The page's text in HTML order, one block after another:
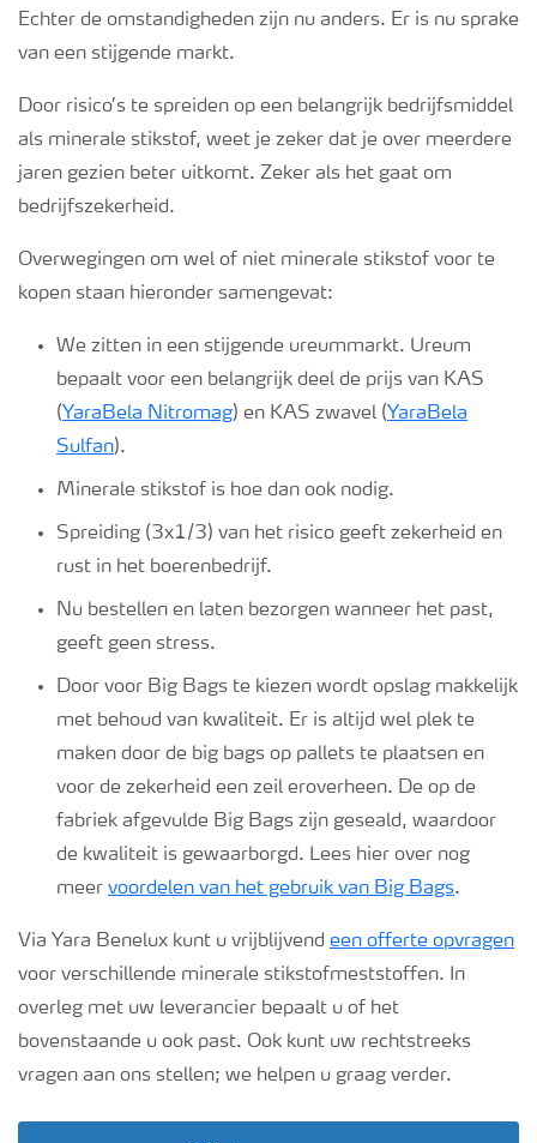
Echter de omstandigheden zijn nu anders. Er is nu sprake
van een stijgende markt.
Door risico’s te spreiden op een belangrijk bedrijfsmiddel
als minerale stikstof, weet je zeker dat je over meerdere
jaren gezien beter uitkomt. Zeker als het gaat om
bedrijfszekerheid.
Overwegingen om wel of niet minerale stikstof voor te
kopen staan hieronder samengevat:
We zitten in een stijgende ureummarkt. Ureum
bepaalt voor een belangrijk deel de prijs van KAS
(YaraBela Nitromag) en KAS zwavel (YaraBela
Sulfan).
Minerale stikstof is hoe dan ook nodig.
Spreiding (3x1/3) van het risico geeft zekerheid en
rust in het boerenbedrijf.
Nu bestellen en laten bezorgen wanneer het past,
geeft geen stress.
Door voor Big Bags te kiezen wordt opslag makkelijk
met behoud van kwaliteit. Er is altijd wel plek te
maken door de big bags op pallets te plaatsen en
voor de zekerheid een zeil eroverheen. De op de
fabriek afgevulde Big Bags zijn geseald, waardoor
de kwaliteit is gewaarborgd. Lees hier over nog
meer voordelen van het gebruik van Big Bags.
Via Yara Benelux kunt u vrijblijvend een offerte opvragen
voor verschillende minerale stikstofmeststoffen. In
overleg met uw leverancier bepaalt u of het
bovenstaande u ook past. Ook kunt uw rechtstreeks
vragen aan ons stellen; we helpen u graag verder.